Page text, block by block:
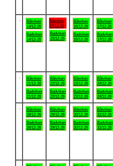
Båtviken
14/12-26
Badviken
14/12-26
Båtviken
15/12-26
Badviken
15/12-26
Båtviken
16/12-26
Badviken
16/12-26
Båtviken
17/12-26
Badviken
17/12-26
Båtviken
21/12-26
Badviken
21/12-26
Båtviken
22/12-26
Badviken
22/12-26
Båtviken
23/12-26
Badviken
23/12-26
Båtviken
24/12-26
Badviken
24/12-26
Båtviken
28/12-26
Badviken
28/12-26
Båtviken
29/12-26
Badviken
29/12-26
Båtviken
30/12-26
Badviken
30/12-26
Båtviken
31/12-26
Badviken
31/12-26